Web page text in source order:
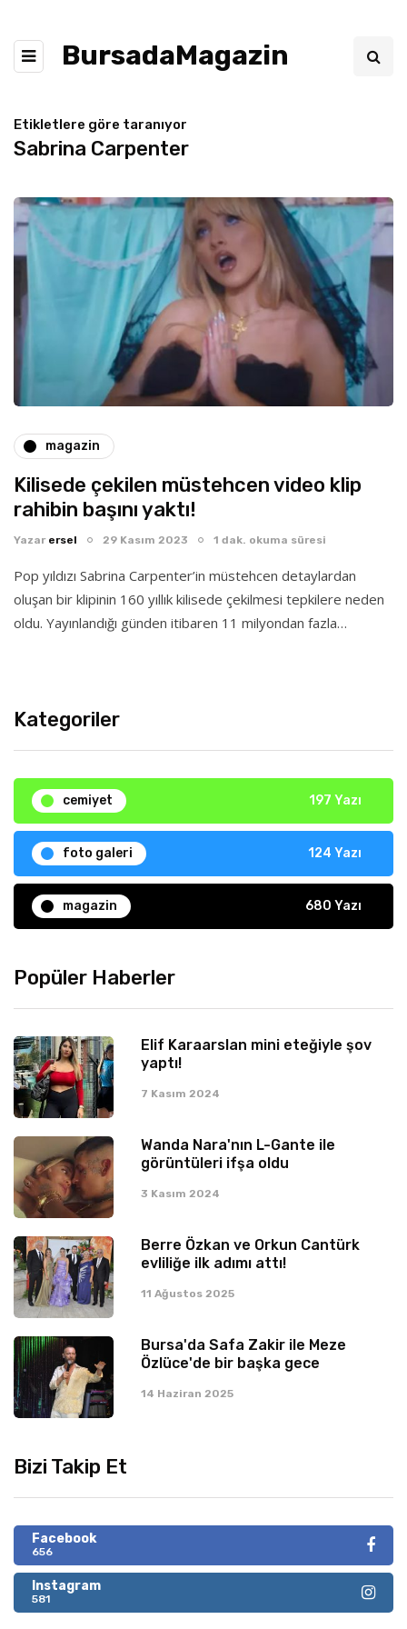
BursadaMagazin
Etikletlere göre taranıyor
Sabrina Carpenter
magazin
Kilisede çekilen müstehcen video klip
rahibin başını yaktı!
Yazar ersel 29 Kasım 2023 1 dak. okuma süresi
Pop yıldızı Sabrina Carpenter’in müstehcen detaylardan
oluşan bir klipinin 160 yıllık kilisede çekilmesi tepkilere neden
oldu. Yayınlandığı günden itibaren 11 milyondan fazla…
Kategoriler
cemiyet 197 Yazı
foto galeri 124 Yazı
magazin 680 Yazı
Popüler Haberler
Elif Karaarslan mini eteğiyle şov
yaptı!
7 Kasım 2024
Wanda Nara'nın L-Gante ile
görüntüleri ifşa oldu
3 Kasım 2024
Berre Özkan ve Orkun Cantürk
evliliğe ilk adımı attı!
11 Ağustos 2025
Bursa'da Safa Zakir ile Meze
Özlüce'de bir başka gece
14 Haziran 2025
Bizi Takip Et
Facebook
656
Instagram
581